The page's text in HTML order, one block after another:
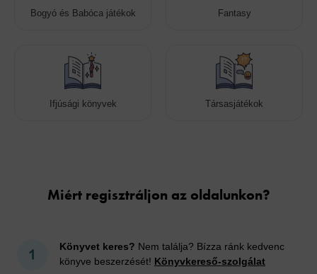
Bogyó és Babóca játékok Fantasy
Ifjúsági könyvek Társasjátékok
Miért regisztráljon az oldalunkon?
Könyvet keres? Nem találja? Bízza ránk kedvenc
könyve beszerzését! Könyvkereső-szolgálat